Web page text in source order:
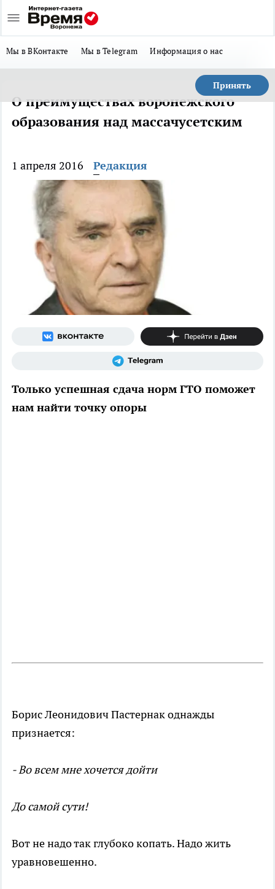
Мы в ВКонтакте Мы в Telegram Информация о нас
Принять
О преимуществах воронежского
образования над массачусетским
1 апреля 2016 Редакция
Только успешная сдача норм ГТО поможет
нам найти точку опоры
Борис Леонидович Пастернак однажды
признается:
- Во всем мне хочется дойти
До самой сути!
Вот не надо так глубоко копать. Надо жить
уравновешенно.